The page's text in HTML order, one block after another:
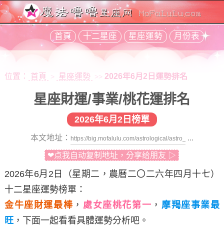
首頁 十二星座 星座運勢 月份表
位置： 首頁 > 星座運勢 >> 2026年6月2日運勢排名
星座財運/事業/桃花運排名
2026年6月2日榜單
本文地址： ...
❤点我自动复制地址，分享给朋友 ▷
2026年6月2日
（星期二，農曆二〇二六年四月十七）
十二星座運勢榜單：
金牛座財運最棒 ， 處女座桃花第一 ， 摩羯座事業最
旺，下面一起看看具體運勢分析吧。